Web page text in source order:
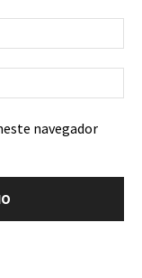
navegador